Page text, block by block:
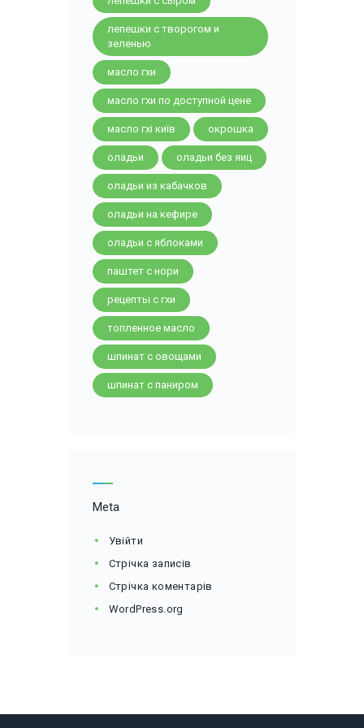
лепешки с творогом и
зеленью
масло гхи
масло гхи по доступной цене
масло гхі київ окрошка
оладьи оладьи без яиц
оладьи из кабачков
оладьи на кефире
оладьи с яблоками
паштет с нори
рецепты с гхи
топленное масло
шпинат с овощами
шпинат с паниром
Meta
Увійти
Стрічка записів
Стрічка коментарів
WordPress.org